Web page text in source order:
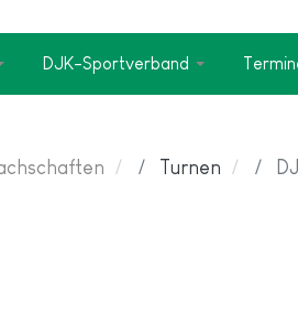
DJK-Sportverband
Turnen